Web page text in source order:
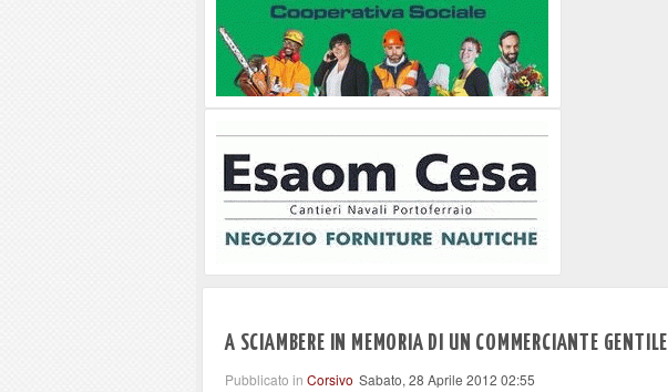
A SCIAMBERE IN MEMORIA DI UN COMMERCIANTE GENTILE
Pubblicato in Corsivo Sabato, 28 Aprile 2012 02:55